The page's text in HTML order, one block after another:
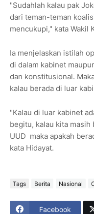
"Sudahlah kalau pak
dari teman-teman
mencukupi," kata Wakil
Ia menjelaskan istilah
di dalam kabinet
dan konstitusional.
kalau berada di luar
"Kalau di luar kabinet
begitu, kalau kita masih
UUD maka apakah
kata Hidayat.
Tags Berita Nasional
Facebook